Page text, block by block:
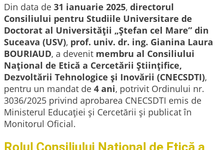
Din data de 31 ianuarie 2025, directorul
Consiliului pentru Studiile Universitare de
Doctorat al Universității „Ștefan cel Mare” din
Suceava (USV), prof. univ. dr. ing. Gianina Laura
BOURIAUD, a devenit membru al Consiliului
Naţional de Etică a Cercetării Ştiinţifice,
Dezvoltării Tehnologice şi Inovării (CNECSDTI),
pentru un mandat de 4 ani, potrivit Ordinului nr.
3036/2025 privind aprobarea CNECSDTI emis de
Ministerul Educației și Cercetării și publicat în
Monitorul Oficial.